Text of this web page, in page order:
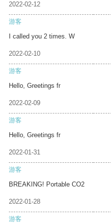
2022-02-12
游客
I called you 2 times. W
2022-02-10
游客
Hello, Greetings fr
2022-02-09
游客
Hello, Greetings fr
2022-01-31
游客
BREAKING! Portable CO2
2022-01-28
游客